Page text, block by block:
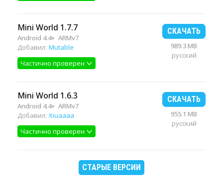
Mini World 1.7.7
Android 4.4+ ARMv7
Добавил: Mutable
Частично проверен
СКАЧАТЬ
989.3 MB
русский
Mini World 1.6.3
Android 4.4+ ARMv7
Добавил: Xiuaaaa
Частично проверен
СКАЧАТЬ
955.1 MB
русский
СТАРЫЕ ВЕРСИИ